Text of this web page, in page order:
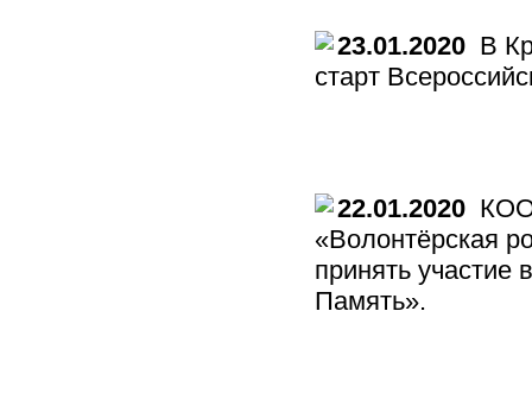
23.01.2020 В
старт
22.01.2020
«Волонтёрская
принять
Память».